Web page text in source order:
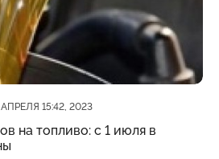
АПРЕЛЯ 15:42, 2023
на топливо: с 1 июля в